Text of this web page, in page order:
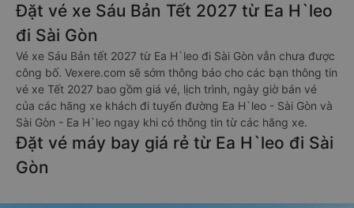
Đặt vé xe Sáu Bản Tết 2027 từ Ea H`leo
đi Sài Gòn
Vé xe Sáu Bản tết 2027 từ Ea H`leo đi Sài Gòn vẫn chưa được
công bố. Vexere.com sẽ sớm thông báo cho các bạn thông tin
vé xe Tết 2027 bao gồm giá vé, lịch trình, ngày giờ bán vé
của các hãng xe khách đi tuyến đường Ea H`leo - Sài Gòn và
Sài Gòn - Ea H`leo ngay khi có thông tin từ các hãng xe.
Đặt vé máy bay giá rẻ từ Ea H`leo đi Sài
Gòn